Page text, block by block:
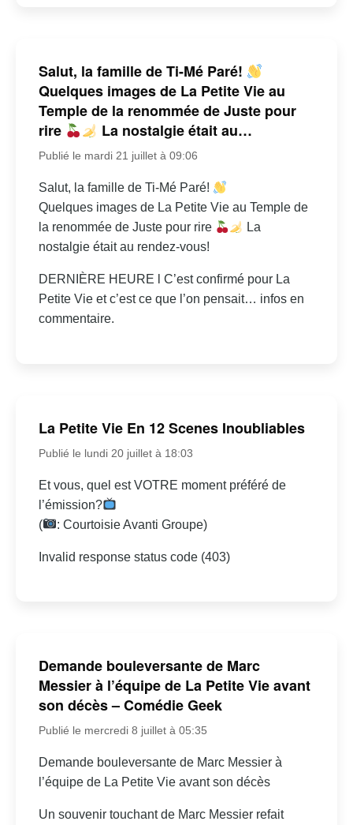
Salut, la famille de Ti-Mé Paré!
Quelques images de La Petite Vie au
Temple de la renommée de Juste pour
rire
La nostalgie était au…
Publié le mardi 21 juillet à 09:06
Salut, la famille de Ti-Mé Paré!
Quelques images de La Petite Vie au Temple de
la renommée de Juste pour rire
La
nostalgie était au rendez-vous!
DERNIÈRE HEURE l C’est confirmé pour La
Petite Vie et c’est ce que l’on pensait… infos en
commentaire.
La Petite Vie En 12 Scenes Inoubliables
Publié le lundi 20 juillet à 18:03
Et vous, quel est VOTRE moment préféré de
l’émission?
(
: Courtoisie Avanti Groupe)
Invalid response status code (403)
Demande bouleversante de Marc
Messier à l’équipe de La Petite Vie avant
son décès – Comédie Geek
Publié le mercredi 8 juillet à 05:35
Demande bouleversante de Marc Messier à
l’équipe de La Petite Vie avant son décès
Un souvenir touchant de Marc Messier refait